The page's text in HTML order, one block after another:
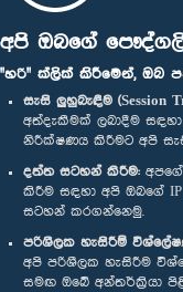
අපි ඔබගේ
"හරි" ක්ලික් කිරීමෙන්, ඔබ
සැසි ලුහුබැඳීම (Session
අත්දැකීමක් ලබාදීම
නිරීක්ෂණය කිරීමට අපි
දත්ත සටහන් කිරීම:
කිරීම සඳහා අපි ඔබගේ
සටහන් කරගන්නෙමු.
පරිශීලක හැසිරීම්
අපි පරිශීලක හැසිරීම
සමඟ ඔබේ අන්තර්ක්‍රියා